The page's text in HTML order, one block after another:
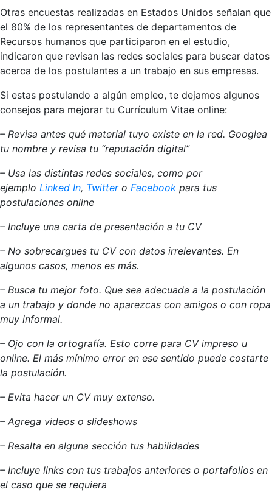
Otras encuestas realizadas en Estados Unidos señalan que
el 80% de los representantes de departamentos de
Recursos humanos que participaron en el estudio,
indicaron que revisan las redes sociales para buscar datos
acerca de los postulantes a un trabajo en sus empresas.
Si estas postulando a algún empleo, te dejamos algunos
consejos para mejorar tu Currículum Vitae online:
– Revisa antes qué material tuyo existe en la red. Googlea
tu nombre y revisa tu “reputación digital”
– Usa las distintas redes sociales, como por
ejemplo Linked In, Twittero Facebook para tus
postulaciones online
– Incluye una carta de presentación a tu CV
– No sobrecargues tu CV con datos irrelevantes. En
algunos casos, menos es más.
– Busca tu mejor foto. Que sea adecuada a la postulación
a un trabajo y donde no aparezcas con amigos o con ropa
muy informal.
– Ojo con la ortografía. Esto corre para CV impreso u
online. El más mínimo error en ese sentido puede costarte
la postulación.
– Evita hacer un CV muy extenso.
– Agrega videos o slideshows
– Resalta en alguna sección tus habilidades
– Incluye links con tus trabajos anteriores o portafolios en
el caso que se requiera